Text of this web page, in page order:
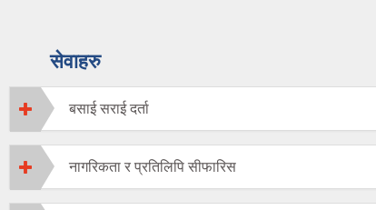
सेवाहरु
बसाई सराई दर्ता
नागरिकता र प्रतिलिपि सीफारिस